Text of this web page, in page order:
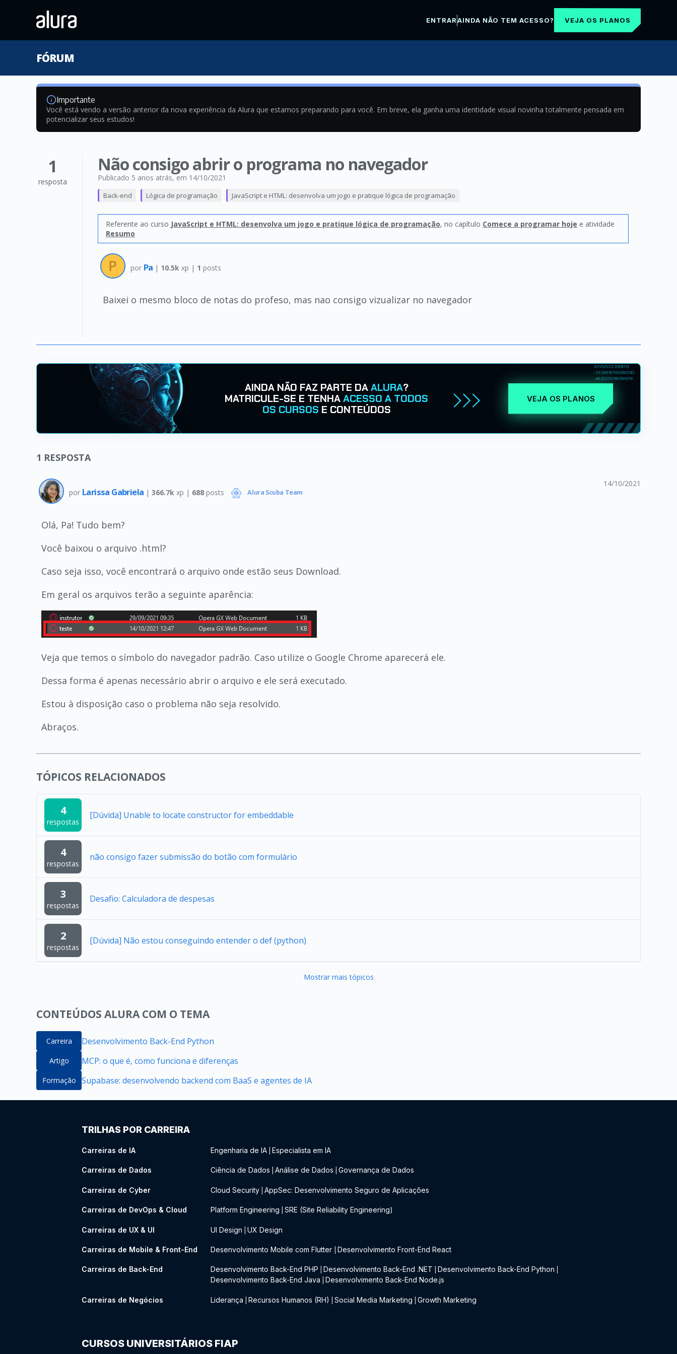
ENTRARAINDA NÃO TEM ACESSO? VEJA OS PLANOS
FÓRUM
Importante
Você está vendo a versão anterior da nova experiência da Alura que estamos preparando para você. Em breve, ela ganha uma identidade visual novinha totalmente pensada em
potencializar seus estudos!
1
resposta
Não consigo abrir o programa no navegador
Publicado 5 anos atrás, em 14/10/2021
Back-end Lógica de programação JavaScript e HTML: desenvolva um jogo e pratique lógica de programação
Referente ao curso JavaScript e HTML: desenvolva um jogo e pratique lógica de programação, no capítulo Comece a programar hoje e atividade
Resumo
por Pa | 10.5k xp | 1 posts
Baixei o mesmo bloco de notas do profeso, mas nao consigo vizualizar no navegador
AINDA NÃO FAZ PARTE DAALURA?
MATRICULE-SE E TENHAACESSO A TODOS
OS CURSOS E CONTEÚDOS
VEJA OS PLANOS
1 RESPOSTA
por Larissa Gabriela | 366.7k xp | 688posts Alura Scuba Team
14/10/2021
Olá, Pa! Tudo bem?
Você baixou o arquivo .html?
Caso seja isso, você encontrará o arquivo onde estão seus Download.
Em geral os arquivos terão a seguinte aparência:
Veja que temos o símbolo do navegador padrão. Caso utilize o Google Chrome aparecerá ele.
Dessa forma é apenas necessário abrir o arquivo e ele será executado.
Estou à disposição caso o problema não seja resolvido.
Abraços.
TÓPICOS RELACIONADOS
4
respostas
[Dúvida] Unable to locate constructor for embeddable
4
respostas
não consigo fazer submissão do botão com formulário
3
respostas
Desafio: Calculadora de despesas
2
respostas
[Dúvida] Não estou conseguindo entender o def (python)
Mostrar mais tópicos
CONTEÚDOS ALURA COM O TEMA
Carreira Desenvolvimento Back-End Python
Artigo MCP: o que é, como funciona e diferenças
Formação Supabase: desenvolvendo backend com BaaS e agentes de IA
TRILHAS POR CARREIRA
Carreiras de IA Engenharia de IA Especialista em IA
Carreiras de Dados Ciência de Dados Análise de Dados Governança de Dados
Carreiras de Cyber Cloud Security AppSec: Desenvolvimento Seguro de Aplicações
Carreiras de DevOps & Cloud Platform Engineering SRE (Site Reliability Engineering)
Carreiras de UX & UI UI Design UX Design
Carreiras de Mobile & Front-End Desenvolvimento Mobile com Flutter Desenvolvimento Front-End React
Carreiras de Back-End Desenvolvimento Back-End PHP Desenvolvimento Back-End .NET Desenvolvimento Back-End Python
Desenvolvimento Back-End Java Desenvolvimento Back-End Node.js
Carreiras de Negócios Liderança Recursos Humanos (RH) Social Media Marketing Growth Marketing
CURSOS UNIVERSITÁRIOS FIAP